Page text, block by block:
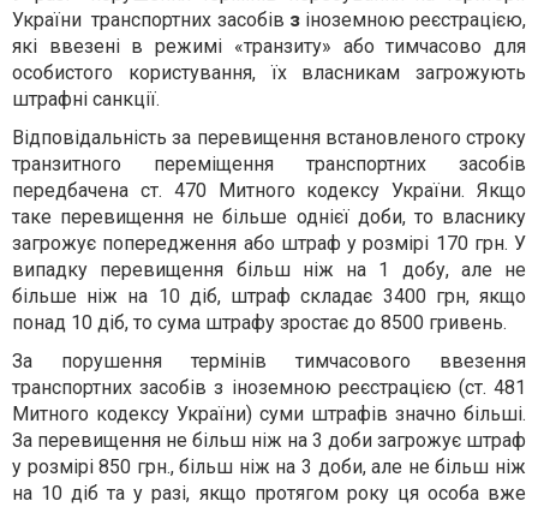
України транспортних засобів з іноземною реєстрацією,
які ввезені в режимі «транзиту» або тимчасово для
особистого користування, їх власникам загрожують
штрафні санкції.
Відповідальність за перевищення встановленого строку
транзитного переміщення транспортних засобів
передбачена ст. 470 Митного кодексу України. Якщо
таке перевищення не більше однієї доби, то власнику
загрожує попередження або штраф у розмірі 170 грн. У
випадку перевищення більш ніж на 1 добу, але не
більше ніж на 10 діб, штраф складає 3400 грн, якщо
понад 10 діб, то сума штрафу зростає до 8500 гривень.
За порушення термінів тимчасового ввезення
транспортних засобів з іноземною реєстрацією (ст. 481
Митного кодексу України) суми штрафів значно більші.
За перевищення не більш ніж на 3 доби загрожує штраф
у розмірі 850 грн., більш ніж на 3 доби, але не більш ніж
на 10 діб та у разі, якщо протягом року ця особа вже